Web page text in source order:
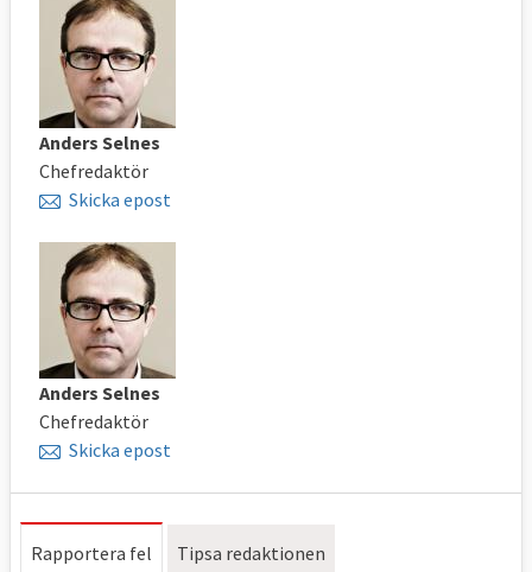
Anders Selnes
Chefredaktör
Skicka epost
Anders Selnes
Chefredaktör
Skicka epost
Rapportera fel Tipsa redaktionen